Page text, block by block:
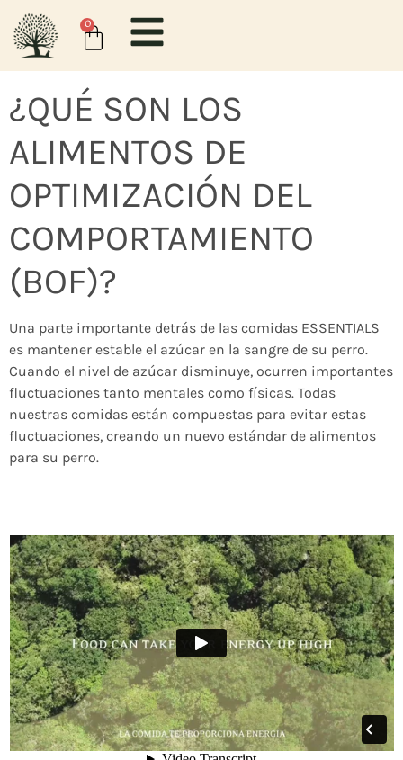
contenido
0
¿QUÉ SON LOS
ALIMENTOS DE
OPTIMIZACIÓN DEL
COMPORTAMIENTO
(BOF)?
Una parte importante detrás de las comidas ESSENTIALS
es mantener estable el azúcar en la sangre de su perro.
Cuando el nivel de azúcar disminuye, ocurren importantes
fluctuaciones tanto mentales como físicas. Todas
nuestras comidas están compuestas para evitar estas
fluctuaciones, creando un nuevo estándar de alimentos
para su perro.